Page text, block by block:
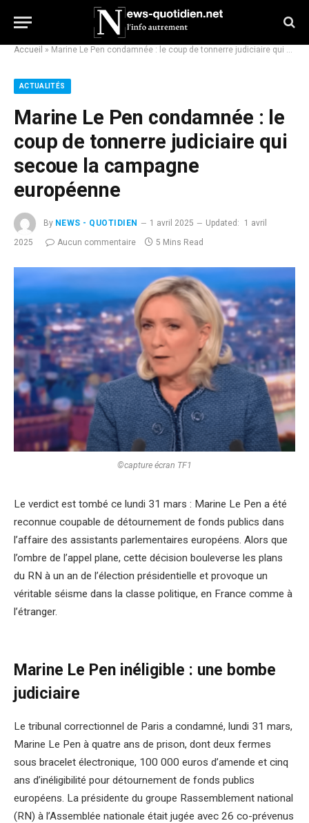
Accueil » Marine Le Pen condamnée : le coup de tonnerre judiciaire qui secoue la campagne européenne
ACTUALITÉS
Marine Le Pen condamnée : le
coup de tonnerre judiciaire qui
secoue la campagne
européenne
By NEWS - QUOTIDIEN 1 avril 2025 Updated:
1 avril
2025
Aucun commentaire 5 Mins Read
©capture écran TF1
Le verdict est tombé ce lundi 31 mars : Marine Le Pen a été
reconnue coupable de détournement de fonds publics dans
l’affaire des assistants parlementaires européens. Alors que
l’ombre de l’appel plane, cette décision bouleverse les plans
du RN à un an de l’élection présidentielle et provoque un
véritable séisme dans la classe politique, en France comme à
l’étranger.
Marine Le Pen inéligible : une bombe
judiciaire
Le tribunal correctionnel de Paris a condamné, lundi 31 mars,
Marine Le Pen à quatre ans de prison, dont deux fermes
sous bracelet électronique, 100 000 euros d’amende et cinq
ans d’inéligibilité pour détournement de fonds publics
européens. La présidente du groupe Rassemblement national
(RN) à l’Assemblée nationale était jugée avec 26 co-prévenus